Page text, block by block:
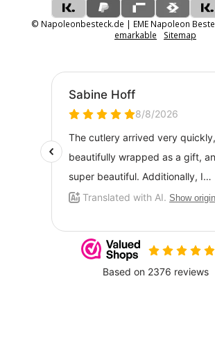
© Napoleonbesteck.de | EME Napoleon
emarkable
Sitemap